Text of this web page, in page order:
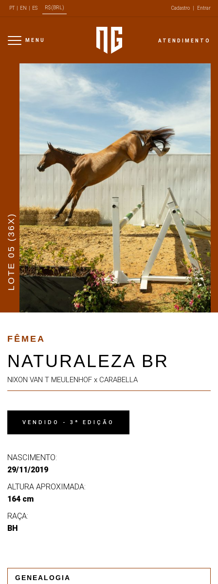
PT| EN ES R$ (BRL) Cadastro Entrar
ATENDIMENTO
MENU
LOTE 05 (36X)
FÊMEA
NATURALEZA BR
NIXON VAN T MEULENHOF x CARABELLA
VENDIDO - 3ª EDIÇÃO
NASCIMENTO:
29/11/2019
ALTURA APROXIMADA:
164 cm
RAÇA:
BH
GENEALOGIA